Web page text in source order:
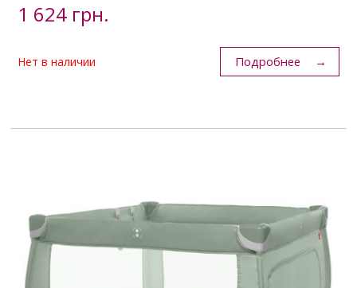
1 624 грн.
Нет в наличии Подробнее